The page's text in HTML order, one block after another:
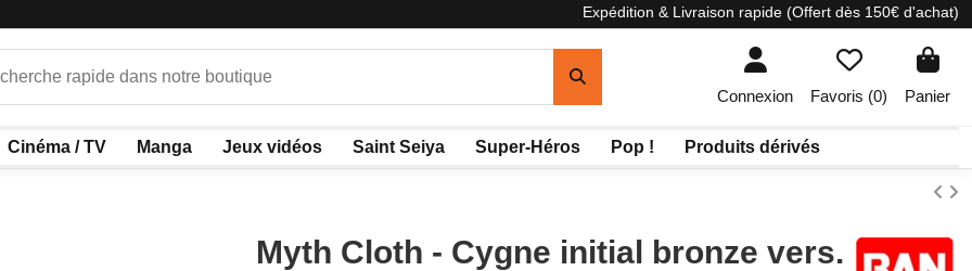
Expédition & Livraison rapide (Offert dès 150€ d'achat)
Connexion Favoris (0) Panier
Cinéma / TV Manga Jeux vidéos Saint Seiya Super-Héros Pop ! Produits dérivés
Myth Cloth - Cygne initial bronze vers.